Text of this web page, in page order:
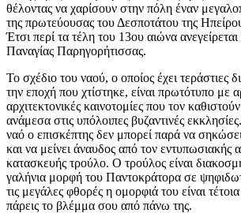
θέλοντας να χαρίσουν στην πόλη έναν
της πρωτεύουσας του Δεσποτάτου της
Έτσι περί τα τέλη του 13ου αιώνα
Παναγίας Παρηγορήτισσας.
Το σχέδιο του ναού, ο οποίος έχει τεράστιες
την εποχή που χτίστηκε, είναι πρωτότυπο με
αρχιτεκτονικές καινοτομίες που τον
ανάμεσα στις υπόλοιπες βυζαντινές
ναό ο επισκέπτης δεν μπορεί παρά να
και να μείνει άναυδος από τον εντυπωσιακής
κατασκευής τρούλο. Ο τρούλος είναι
γαλήνια μορφή του Παντοκράτορα σε
τις μεγάλες φθορές η ομορφιά του είναι
πάρεις το βλέμμα σου από πάνω της.